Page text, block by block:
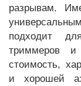
разрывам.
подходит
триммеров
стоимость,
и хорошей